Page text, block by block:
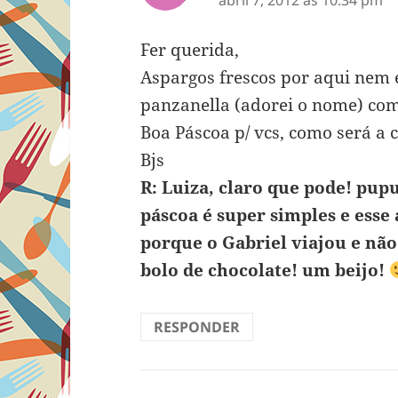
Fer querida,
Aspargos frescos por aqui
panzanella (adorei o nome)
Boa Páscoa p/ vcs, como será a
Bjs
R: Luiza, claro que pode!
páscoa é super simples e
porque o Gabriel viajou e
bolo de chocolate! um beijo!
RESPONDER